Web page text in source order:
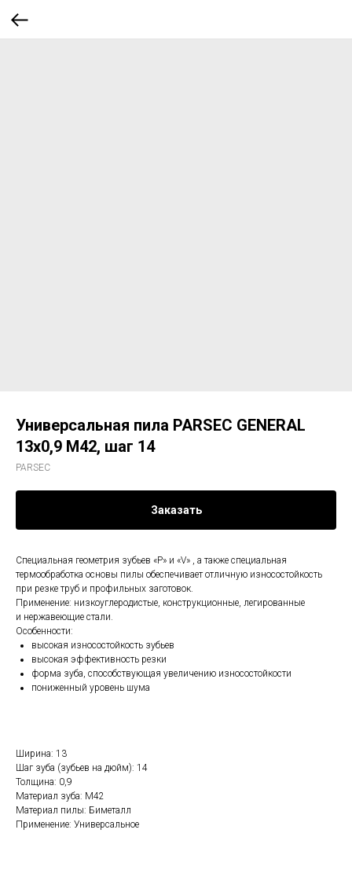
Универсальная пила PARSEC GENERAL
13х0,9 M42, шаг 14
PARSEC
Заказать
Специальная геометрия зубьев «Р» и «V» , а также специальная
термообработка основы пилы обеспечивает отличную износостойкость
при резке труб и профильных заготовок.
Применение: низкоуглеродистые, конструкционные, легированные
и нержавеющие стали.
Особенности:
высокая износостойкость зубьев
высокая эффективность резки
форма зуба, способствующая увеличению износостойкости
пониженный уровень шума
Ширина: 13
Шаг зуба (зубьев на дюйм): 14
Толщина: 0,9
Материал зуба: М42
Материал пилы: Биметалл
Применение: Универсальное